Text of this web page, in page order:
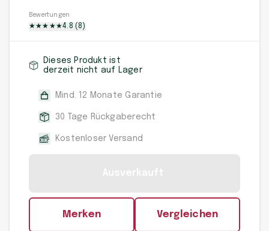
Bewertungen
★★★ ★★4.8 ( 8 )
Dieses Produkt ist
derzeit nicht auf Lager
Mind. 12 Monate Garantie
30 Tage Rückgaberecht
Kostenloser Versand
Merken Vergleichen